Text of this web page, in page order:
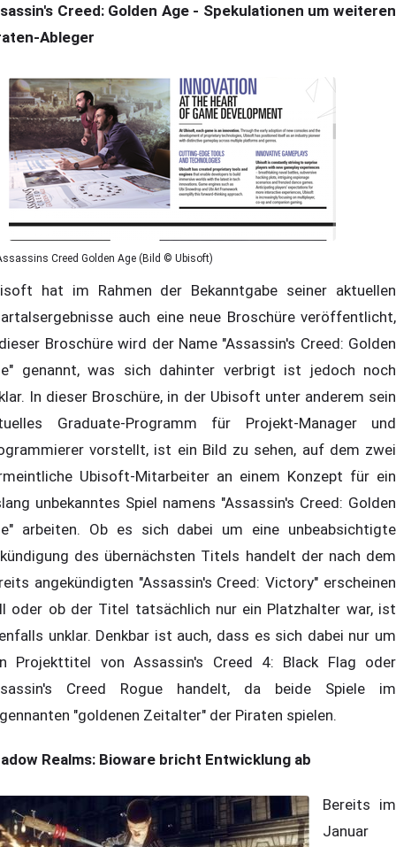
Creed: Golden Age - Spekulationen um weiteren
Ableger
Creed Golden Age (Bild © Ubisoft)
hat im Rahmen der Bekanntgabe seiner aktuellen
auch eine neue Broschüre veröffentlicht,
Broschüre wird der Name "Assassin's Creed: Golden
genannt, was sich dahinter verbrigt ist jedoch noch
In dieser Broschüre, in der Ubisoft unter anderem sein
Graduate-Programm für Projekt-Manager und
vorstellt, ist ein Bild zu sehen, auf dem zwei
Ubisoft-Mitarbeiter an einem Konzept für ein
unbekanntes Spiel namens "Assassin's Creed: Golden
arbeiten. Ob es sich dabei um eine unbeabsichtigte
des übernächsten Titels handelt der nach dem
angekündigten "Assassin's Creed: Victory" erscheinen
oder ob der Titel tatsächlich nur ein Platzhalter war, ist
unklar. Denkbar ist auch, dass es sich dabei nur um
Projekttitel von Assassin's Creed 4: Black Flag oder
Creed Rogue handelt, da beide Spiele im
"goldenen Zeitalter" der Piraten spielen.
Realms: Bioware bricht Entwicklung ab
Bereits im
Januar